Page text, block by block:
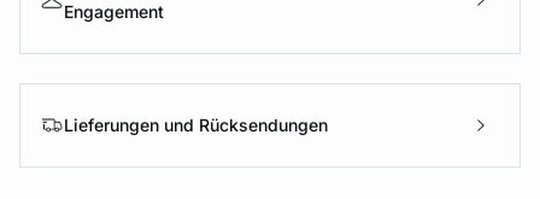
Engagement
Lieferungen und Rücksendungen